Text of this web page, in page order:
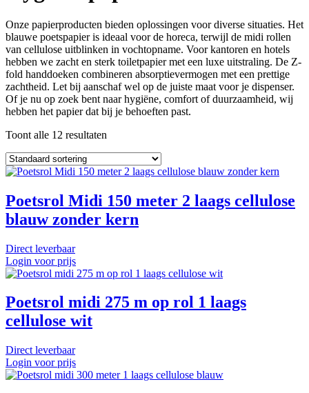
Onze papierproducten bieden oplossingen voor diverse situaties. Het
blauwe poetspapier is ideaal voor de horeca, terwijl de midi rollen
van cellulose uitblinken in vochtopname. Voor kantoren en hotels
hebben we zacht en sterk toiletpapier met een luxe uitstraling. De Z-
fold handdoeken combineren absorptievermogen met een prettige
zachtheid. Let bij aanschaf wel op de juiste maat voor je dispenser.
Of je nu op zoek bent naar hygiëne, comfort of duurzaamheid, wij
hebben het papier dat bij je behoeften past.
Toont alle 12 resultaten
Poetsrol Midi 150 meter 2 laags cellulose
blauw zonder kern
Direct leverbaar
Login voor prijs
Poetsrol midi 275 m op rol 1 laags
cellulose wit
Direct leverbaar
Login voor prijs